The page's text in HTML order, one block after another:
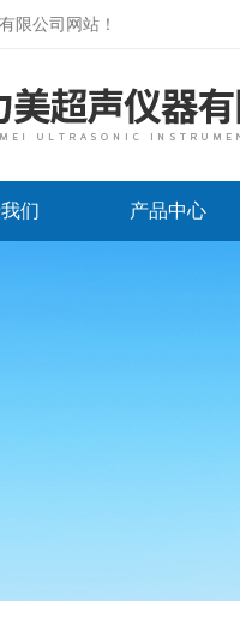
限公司网站 ！
们 产品中心